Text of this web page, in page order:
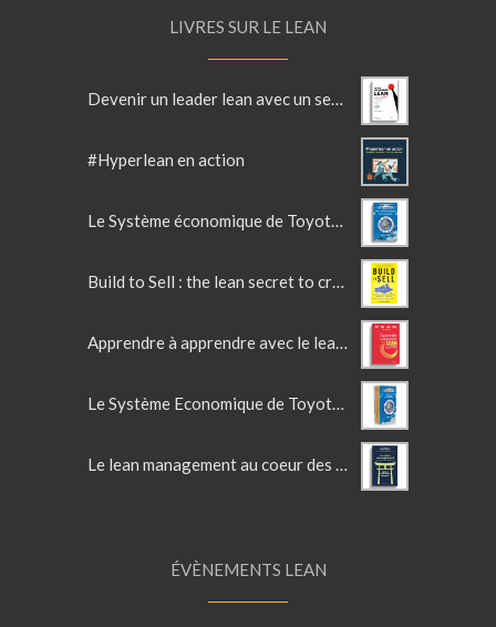
LIVRES SUR LE LEAN
#Hyperlean en action
ÉVÈNEMENTS LEAN